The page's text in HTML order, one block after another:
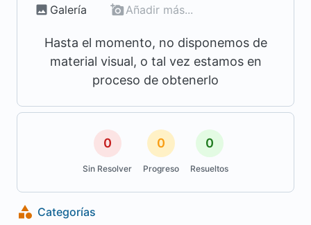
Galería Añadir más...
Hasta el momento, no disponemos de
material visual, o tal vez estamos en
proceso de obtenerlo
0
Sin Resolver
0
Progreso
0
Resueltos
Categorías